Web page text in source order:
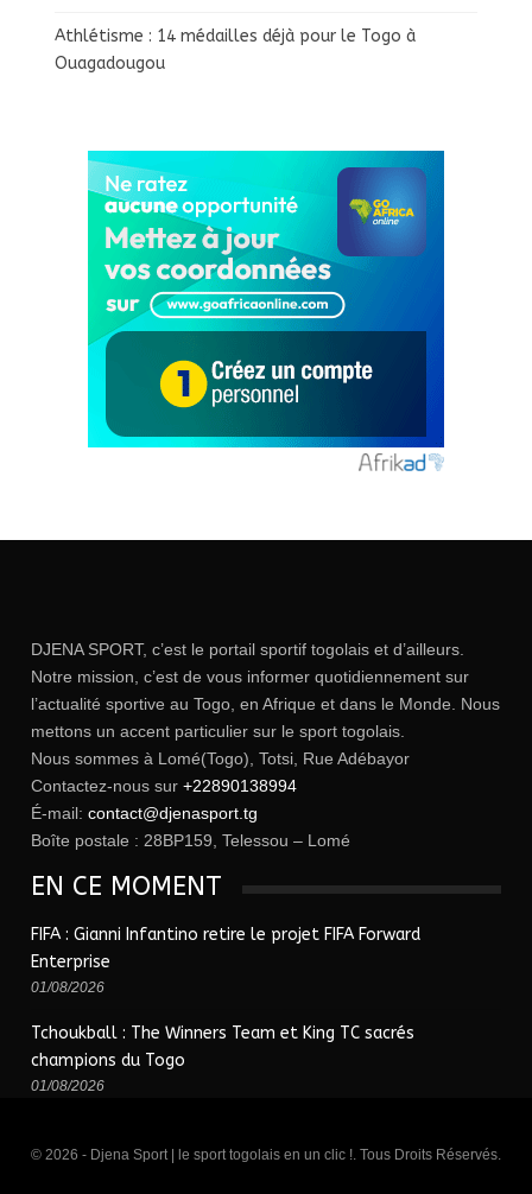
Athlétisme : 14 médailles déjà pour le Togo à
Ouagadougou
DJENA SPORT, c’est le portail sportif togolais et d’ailleurs.
Notre mission, c’est de vous informer quotidiennement sur
l’actualité sportive au Togo, en Afrique et dans le Monde. Nous
mettons un accent particulier sur le sport togolais.
Nous sommes à Lomé(Togo), Totsi, Rue Adébayor
Contactez-nous sur +22890138994
É-mail: contact@djenasport.tg
Boîte postale : 28BP159, Telessou – Lomé
EN CE MOMENT
FIFA : Gianni Infantino retire le projet FIFA Forward
Enterprise
01/08/2026
Tchoukball : The Winners Team et King TC sacrés
champions du Togo
01/08/2026
© 2026 - Djena Sport | le sport togolais en un clic !. Tous Droits Réservés.